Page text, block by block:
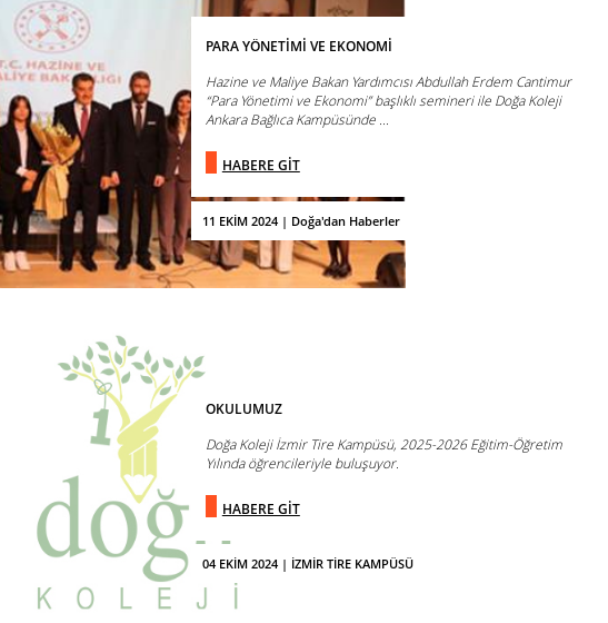
11 EKİM 2024 | Doğa'dan Haberler
PARA YÖNETİMİ VE EKONOMİ
Hazine ve Maliye Bakan Yardımcısı Abdullah Erdem Cantimur
“Para Yönetimi ve Ekonomi” başlıklı semineri ile Doğa Koleji
Ankara Bağlıca Kampüsünde ...
HABERE GİT
04 EKİM 2024 | İZMİR TİRE KAMPÜSÜ
OKULUMUZ
Doğa Koleji İzmir Tire Kampüsü, 2025-2026 Eğitim-Öğretim
Yılında öğrencileriyle buluşuyor.
HABERE GİT